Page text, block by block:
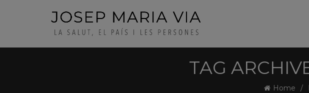
TAG
Home